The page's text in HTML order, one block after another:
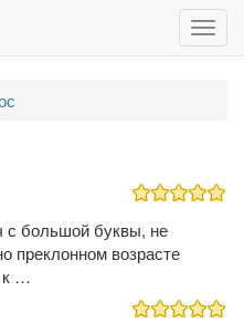
большой буквы, не
преклонном возрасте
к …